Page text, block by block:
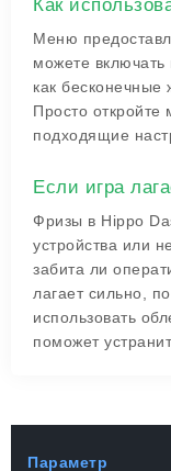
Как
Меню
можете
как бесконечные
Просто
подходящие
Если игра
Фризы в Hippo
устройства или
забита ли
лагает сильно,
использовать
поможет
Параметр